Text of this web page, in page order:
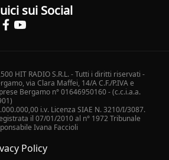
sui Social
HIT RADIO S.R.L. - Tutti i diritti riservati -
via Clara Maffei, 14/A C.F./P.IVA e
Bergamo n° 01646950160 - (c.c.i.a.a.
i.v. Licenza SIAE N. 3210/I/3087.
il 07/01/2010 al n° 1972 Tribunale
Ivana Faccioli
Policy